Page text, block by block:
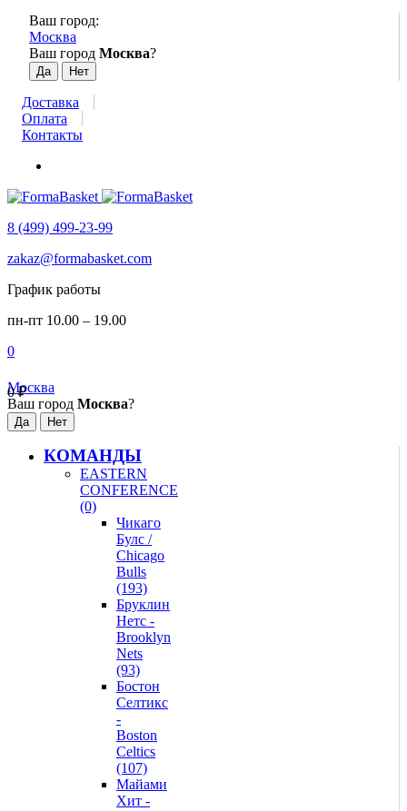
Ваш город:
Москва
Ваш город Москва?
Доставка
Оплата
Контакты
8 (499) 499-23-99
zakaz@formabasket.com
График работы
пн-пт 10.00 – 19.00
0
0₽
Москва
Ваш город Москва?
КОМАНДЫ
EASTERN
CONFERENCE
(0)
Чикаго
Булс /
Chicago
Bulls
(193)
Бруклин
Нетс -
Brooklyn
Nets
(93)
Бостон
Селтикс
-
Boston
Celtics
(107)
Майами
Хит -